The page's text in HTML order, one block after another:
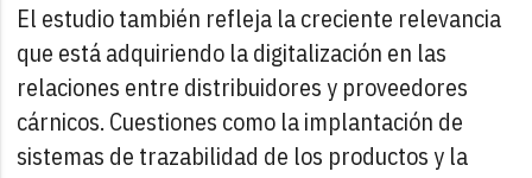
El estudio también refleja la creciente relevancia
que está adquiriendo la digitalización en las
relaciones entre distribuidores y proveedores
cárnicos. Cuestiones como la implantación de
sistemas de trazabilidad de los productos y la